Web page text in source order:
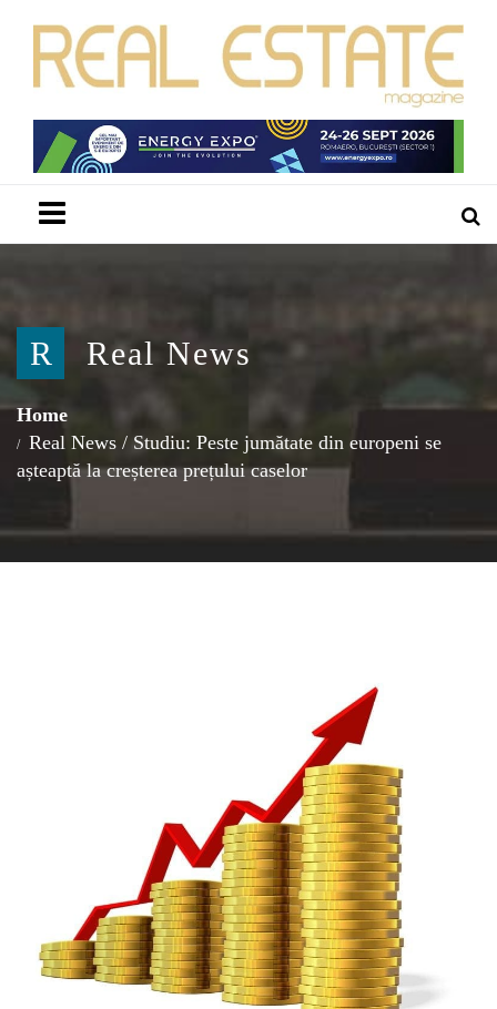
R Real News
Home
Real News / Studiu: Peste jumătate din europeni se
așteaptă la creșterea prețului caselor